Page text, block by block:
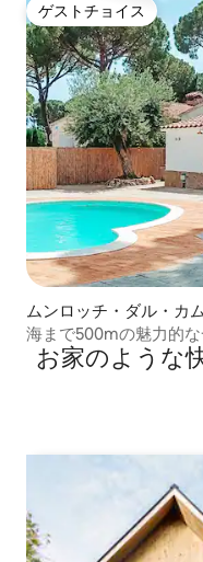
ゲストチョイス
ゲストチョイス
ムンロッチ・ダル・カ
海まで500mの魅力的な
お家のような